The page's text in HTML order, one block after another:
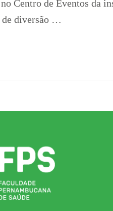
Centro de Eventos da
de diversão …